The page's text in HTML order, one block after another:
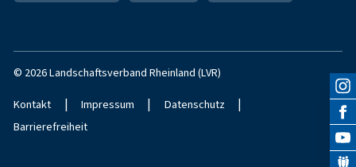
© 2026 Landschaftsverband Rheinland (LVR)
Kontakt | Impressum | Datenschutz |
Barrierefreiheit